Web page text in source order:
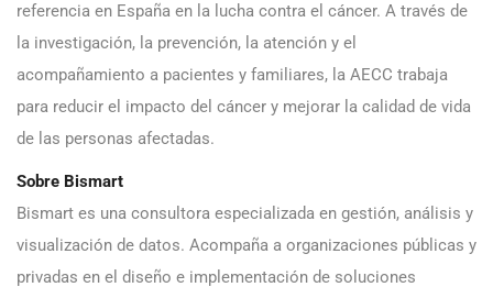
referencia en España en la lucha contra el cáncer. A través de
la investigación, la prevención, la atención y el
acompañamiento a pacientes y familiares, la AECC trabaja
para reducir el impacto del cáncer y mejorar la calidad de vida
de las personas afectadas.
Sobre Bismart
Bismart es una consultora especializada en gestión, análisis y
visualización de datos. Acompaña a organizaciones públicas y
privadas en el diseño e implementación de soluciones